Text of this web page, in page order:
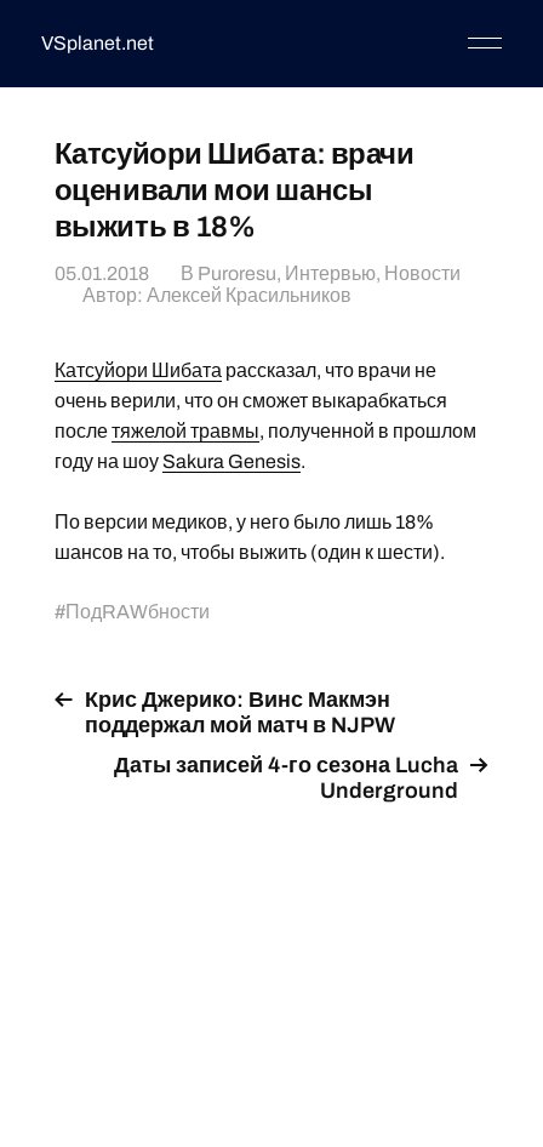
VSplanet.net
Катсуйори Шибата: врачи
оценивали мои шансы
выжить в 18%
05.01.2018 В Puroresu, Интервью, Новости
Автор: Алексей Красильников
Катсуйори Шибата рассказал, что врачи не
очень верили, что он сможет выкарабкаться
послетяжелой травмы, полученной в прошлом
году на шоу Sakura Genesis.
По версии медиков, у него было лишь 18%
шансов на то, чтобы выжить (один к шести).
#ПодRAWбности
Крис Джерико: Винс Макмэн
поддержал мой матч в NJPW
Даты записей 4-го сезона Lucha
Underground